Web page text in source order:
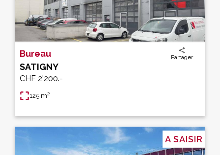
Partager
Bureau
SATIGNY
CHF 2'200.-
125 m²
A SAISIR